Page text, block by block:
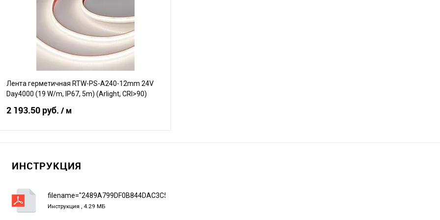
В наличии
Лента герметичная RTW-PS-A240-12mm 24V
Day4000 (19 W/m, IP67, 5m) (Arlight, CRI>90)
2 193.50 руб. / м
В избранное
В наличии
ИНСТРУКЦИЯ
filename="2489A799DF0B844DAC3C59114F9BCA87.pdf
Инструкция , 4.29 МБ